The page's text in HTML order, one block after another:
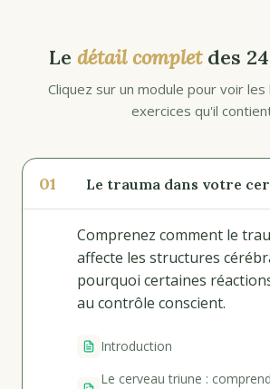
Le détail completdes
Cliquez sur un module pour voir
exercices qu'il
01 Le trauma dans votre
Comprenez comment le
affecte les structures
pourquoi certaines
au contrôle conscient.
Introduction
Le cerveau triune :